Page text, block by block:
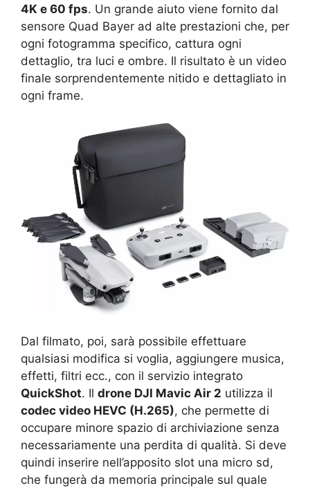
4K e 60 fps. Un grande aiuto viene fornito dal
sensore Quad Bayer ad alte prestazioni che, per
ogni fotogramma specifico, cattura ogni
dettaglio, tra luci e ombre. Il risultato è un video
finale sorprendentemente nitido e dettagliato in
ogni frame.
Dal filmato, poi, sarà possibile effettuare
qualsiasi modifica si voglia, aggiungere musica,
effetti, filtri ecc., con il servizio integrato
QuickShot. Il drone DJI Mavic Air 2 utilizza il
codec video HEVC (H.265), che permette di
occupare minore spazio di archiviazione senza
necessariamente una perdita di qualità. Si deve
quindi inserire nell’apposito slot una micro sd,
che fungerà da memoria principale sul quale